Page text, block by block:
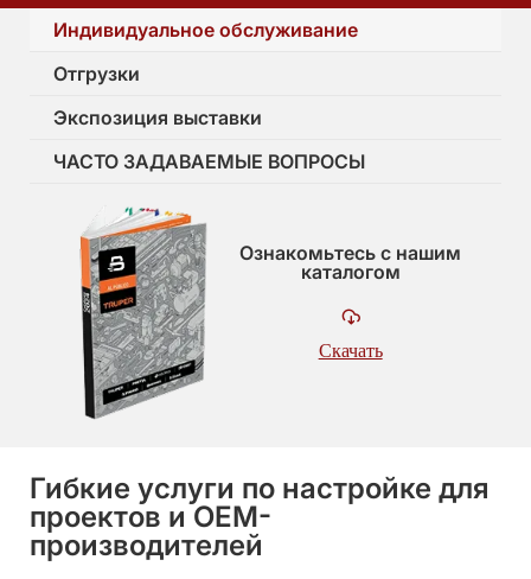
Индивидуальное обслуживание
Отгрузки
Экспозиция выставки
ЧАСТО ЗАДАВАЕМЫЕ ВОПРОСЫ
Ознакомьтесь с нашим
каталогом
Скачать
Гибкие услуги по настройке для
проектов и OEM-
производителей